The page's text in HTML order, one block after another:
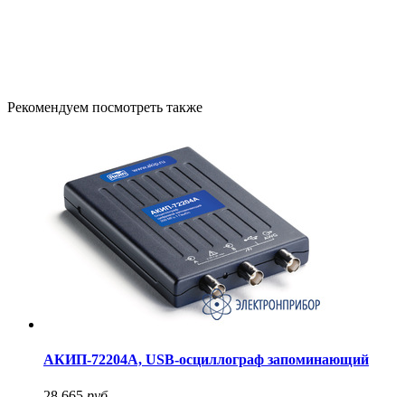
Рекомендуем посмотреть также
АКИП-72204A, USB-осциллограф запоминающий